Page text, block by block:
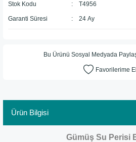
Stok Kodu T4956
Garanti Süresi 24 Ay
Bu Ürünü Sosyal Medyada
Ürün Bilgisi
Gümüş Su Perisi